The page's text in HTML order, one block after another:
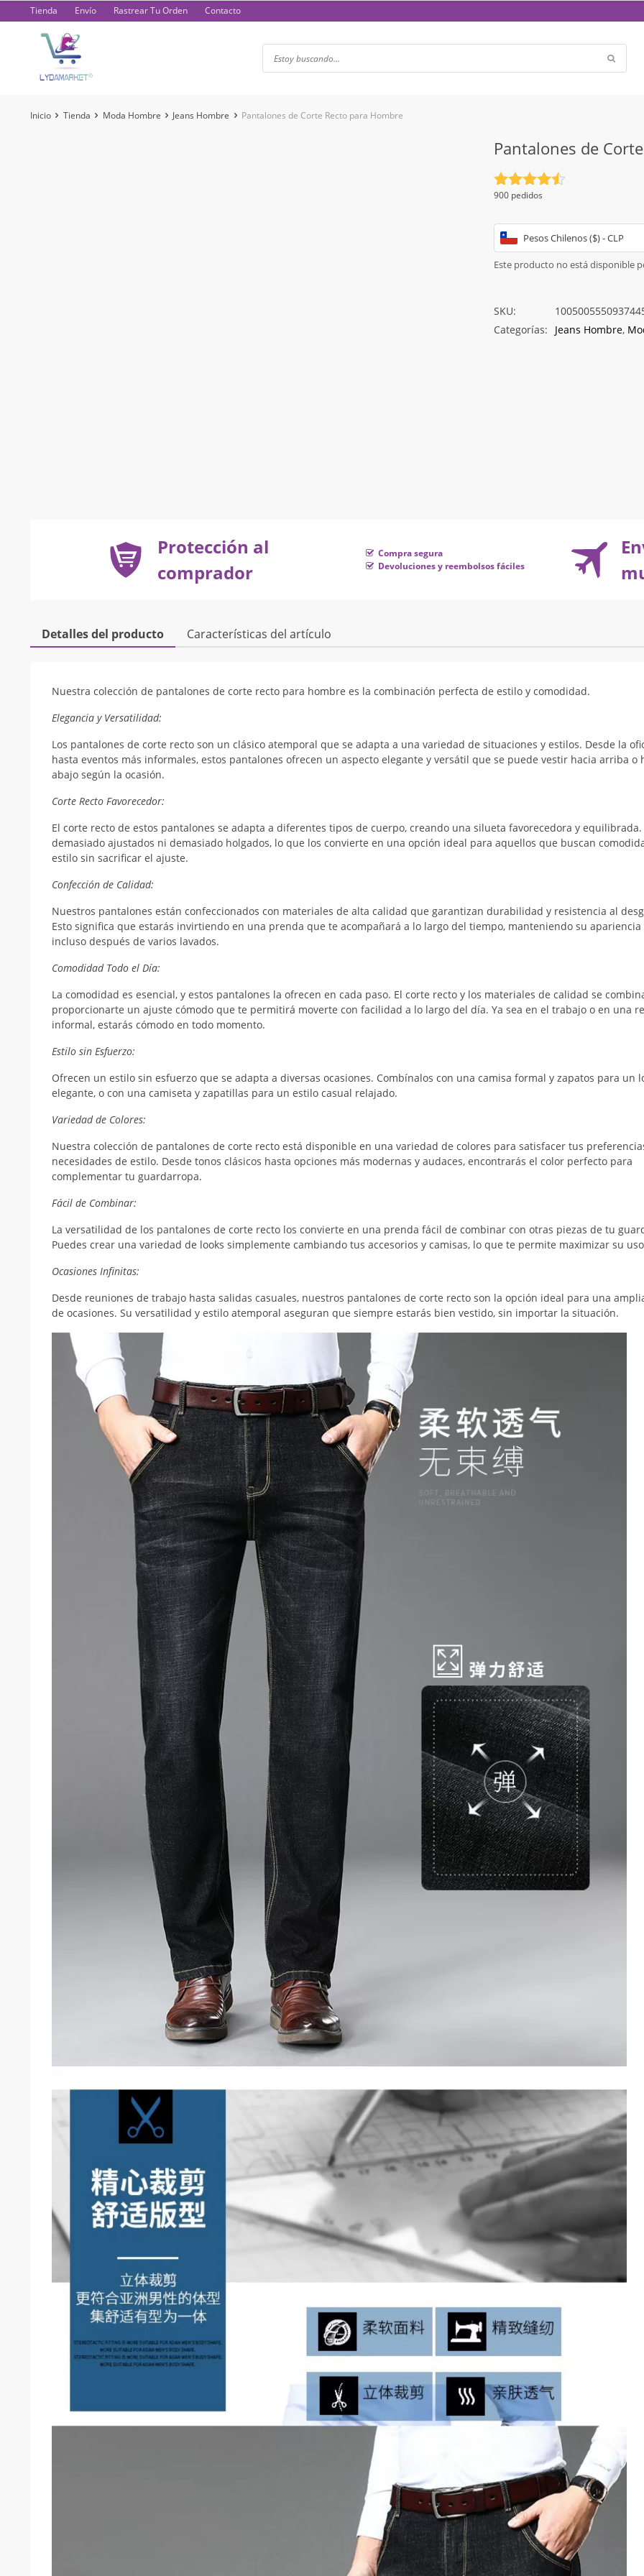
al
contenido
Tienda Envío Rastrear Tu Orden Contacto
Inicio Tienda Moda Hombre Jeans Hombre Pantalones de Corte Recto para Hombre
Pantalones de
Valorado
con
900 pedidos
Pesos Chilenos ($) - CLP
Este producto no está disponible
SKU:
Categorías:
Jeans Hombre,
Protección al
comprador
Compra segura
Devoluciones y reembolsos fáciles
Detalles del producto Características del artículo
Modname = CKEditor
Nuestra colección de pantalones de corte recto para hombre es la combinación perfecta de estilo y comodidad.
Elegancia y Versatilidad:
Los pantalones de corte recto son un clásico atemporal que se adapta a una variedad de situaciones y estilos. Desde la
hasta eventos más informales, estos pantalones ofrecen un aspecto elegante y versátil que se puede vestir hacia arriba o
abajo según la ocasión.
Corte Recto Favorecedor:
El corte recto de estos pantalones se adapta a diferentes tipos de cuerpo, creando una silueta favorecedora y equilibrada.
demasiado ajustados ni demasiado holgados, lo que los convierte en una opción ideal para aquellos que buscan
estilo sin sacrificar el ajuste.
Confección de Calidad:
Nuestros pantalones están confeccionados con materiales de alta calidad que garantizan durabilidad y resistencia al
Esto significa que estarás invirtiendo en una prenda que te acompañará a lo largo del tiempo, manteniendo su apariencia
incluso después de varios lavados.
Comodidad Todo el Día:
La comodidad es esencial, y estos pantalones la ofrecen en cada paso. El corte recto y los materiales de calidad se
proporcionarte un ajuste cómodo que te permitirá moverte con facilidad a lo largo del día. Ya sea en el trabajo o en una
informal, estarás cómodo en todo momento.
Estilo sin Esfuerzo:
Ofrecen un estilo sin esfuerzo que se adapta a diversas ocasiones. Combínalos con una camisa formal y zapatos para un
elegante, o con una camiseta y zapatillas para un estilo casual relajado.
Variedad de Colores:
Nuestra colección de pantalones de corte recto está disponible en una variedad de colores para satisfacer tus
necesidades de estilo. Desde tonos clásicos hasta opciones más modernas y audaces, encontrarás el color perfecto para
complementar tu guardarropa.
Fácil de Combinar:
La versatilidad de los pantalones de corte recto los convierte en una prenda fácil de combinar con otras piezas de tu
Puedes crear una variedad de looks simplemente cambiando tus accesorios y camisas, lo que te permite maximizar su
Ocasiones Infinitas:
Desde reuniones de trabajo hasta salidas casuales, nuestros pantalones de corte recto son la opción ideal para una
de ocasiones. Su versatilidad y estilo atemporal aseguran que siempre estarás bien vestido, sin importar la situación.